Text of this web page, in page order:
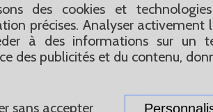
des cookies et
précises. Analyser
à des informations sur un
des publicités et du contenu,
sans accepter